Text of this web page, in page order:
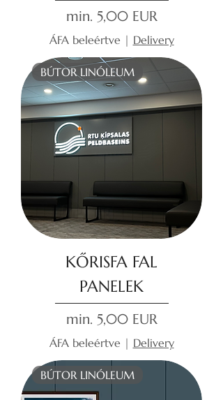
min. 5,00 EUR
Akciós ár
ÁFA beleértve| Delivery
BÚTOR LINÓLEUM
KŐRISFA FAL
PANELEK
min. 5,00 EUR
Akciós ár
ÁFA beleértve| Delivery
BÚTOR LINÓLEUM